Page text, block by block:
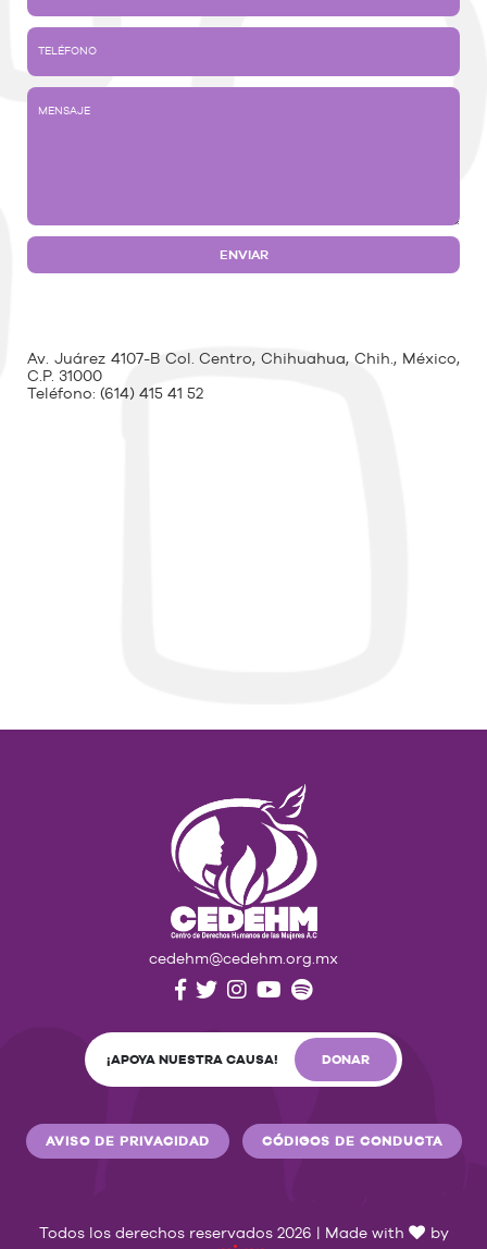
Av. Juárez 4107-B Col. Centro, Chihuahua, Chih., México,
C.P. 31000
Teléfono: (614) 415 41 52
cedehm@cedehm.org.mx
¡APOYA NUESTRA CAUSA! DONAR
AVISO DE PRIVACIDAD CÓDIGOS DE CONDUCTA
Todos los derechos reservados 2026 | Made with by